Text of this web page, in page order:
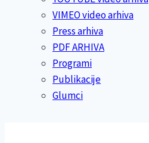
VIMEO video arhiva
Press arhiva
PDF ARHIVA
Programi
Publikacije
Glumci